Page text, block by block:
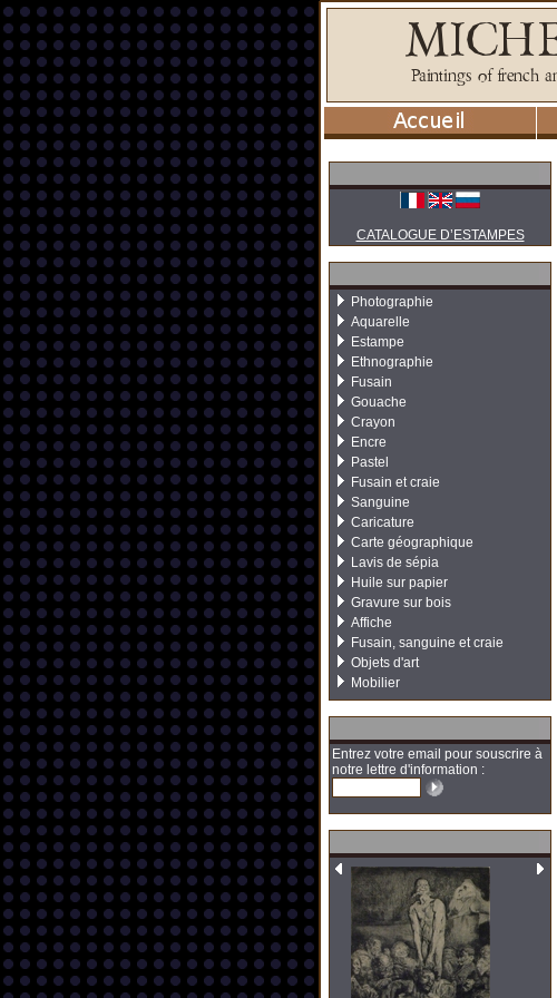
CATALOGUE D’ESTAMPES
Photographie
Aquarelle
Estampe
Ethnographie
Fusain
Gouache
Crayon
Encre
Pastel
Fusain et craie
Sanguine
Caricature
Carte géographique
Lavis de sépia
Huile sur papier
Gravure sur bois
Affiche
Fusain, sanguine et craie
Objets d'art
Mobilier
Entrez votre email pour souscrire à
notre lettre d'information :